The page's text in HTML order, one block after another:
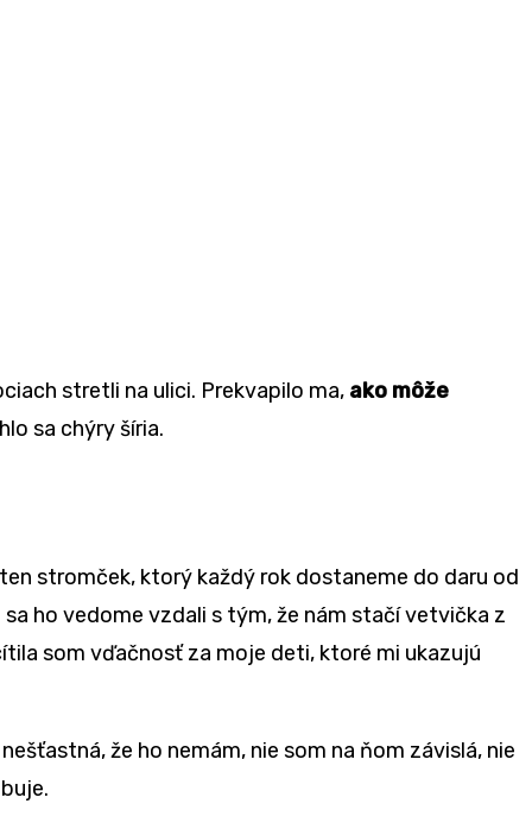
stretli na ulici. Prekvapilo ma, ako môže
sa chýry šíria.
stromček, ktorý každý rok dostaneme do daru od
ho vedome vzdali s tým, že nám stačí vetvička z
som vďačnosť za moje deti, ktoré mi ukazujú
že ho nemám, nie som na ňom závislá, nie